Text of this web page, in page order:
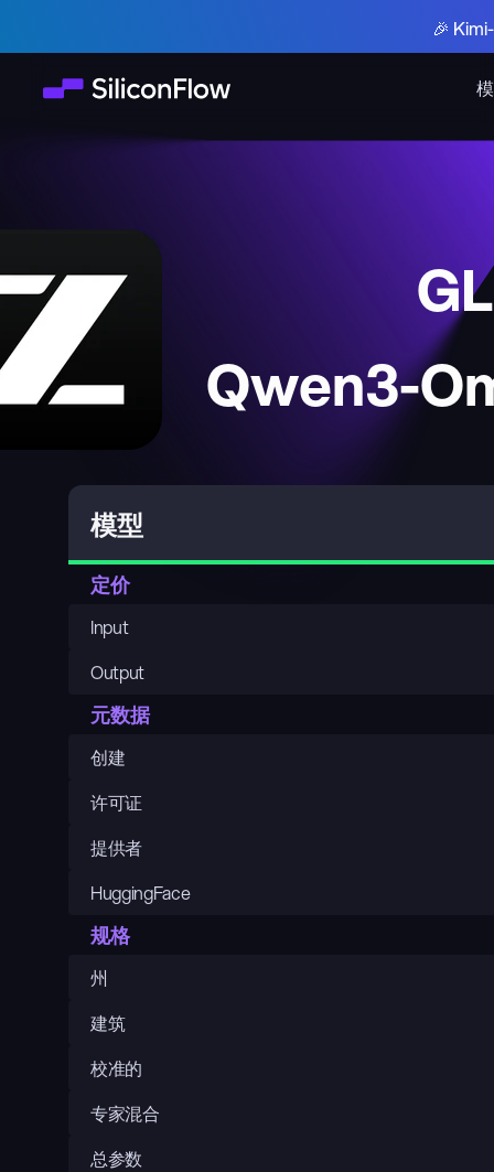
🎉
Qwen3-
模型
定价
Input
Output
元数据
创建
许可证
提供者
HuggingFace
规格
州
建筑
校准的
专家混合
总参数